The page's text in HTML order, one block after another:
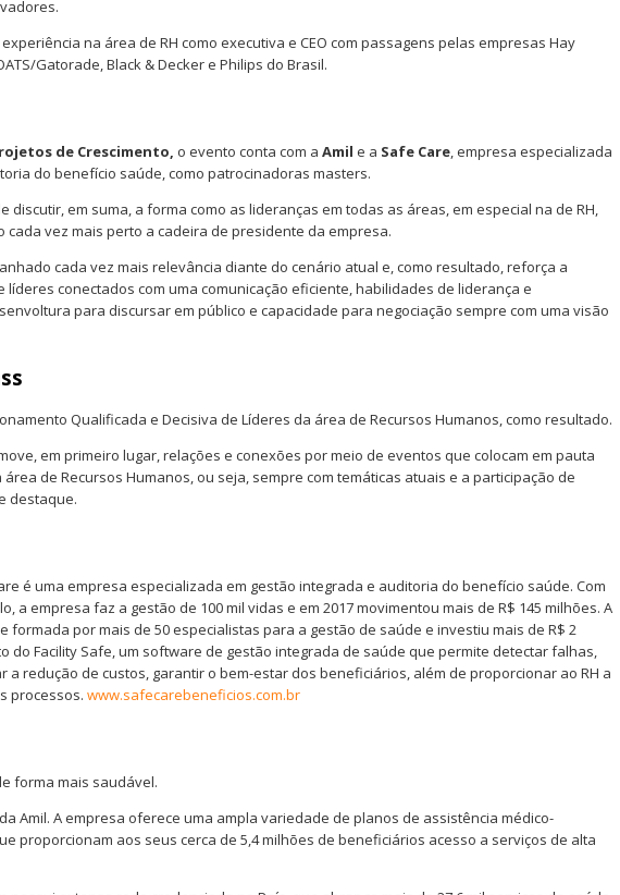
na área de RH como executiva e CEO com passagens pelas empresas Hay
Gatorade, Black & Decker e Philips do Brasil.
de Crescimento, o evento conta com a Amil e a Safe Care, empresa especializada
do benefício saúde, como patrocinadoras masters.
discutir, em suma, a forma como as lideranças em todas as áreas, em especial na de RH,
cada vez mais perto a cadeira de presidente da empresa.
cada vez mais relevância diante do cenário atual e, como resultado, reforça a
conectados com uma comunicação eficiente, habilidades de liderança e
para discursar em público e capacidade para negociação sempre com uma visão
Qualificada e Decisiva de Líderes da área de Recursos Humanos, como resultado.
em primeiro lugar, relações e conexões por meio de eventos que colocam em pauta
de Recursos Humanos, ou seja, sempre com temáticas atuais e a participação de
destaque.
é uma empresa especializada em gestão integrada e auditoria do benefício saúde. Com
a empresa faz a gestão de 100 mil vidas e em 2017 movimentou mais de R$ 145 milhões. A
formada por mais de 50 especialistas para a gestão de saúde e investiu mais de R$ 2
do Facility Safe, um software de gestão integrada de saúde que permite detectar falhas,
a redução de custos, garantir o bem-estar dos beneficiários, além de proporcionar ao RH a
processos. www.safecarebeneficios.com.br
forma mais saudável.
Amil. A empresa oferece uma ampla variedade de planos de assistência médico-
proporcionam aos seus cerca de 5,4 milhões de beneficiários acesso a serviços de alta